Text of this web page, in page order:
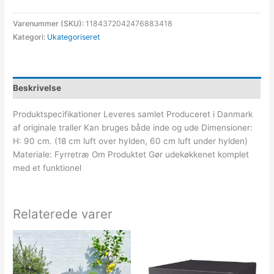
Varenummer (SKU): 1184372042476883418
Kategori: Ukategoriseret
Beskrivelse
Produktspecifikationer Leveres samlet Produceret i Danmark
af originale traller Kan bruges både inde og ude Dimensioner:
H: 90 cm. (18 cm luft over hylden, 60 cm luft under hylden)
Materiale: Fyrretræ Om Produktet Gør udekøkkenet komplet
med et funktionel
Relaterede varer